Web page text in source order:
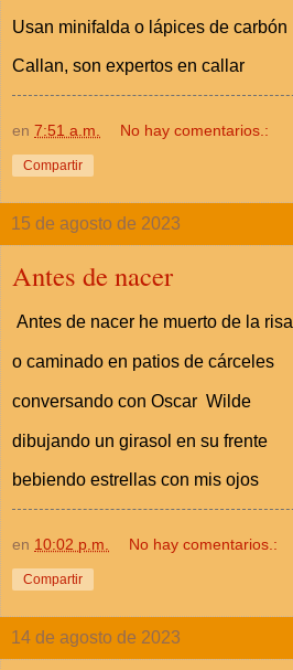
Usan minifalda o lápices de carbón
Callan, son expertos en callar
en 7:51 a.m. No hay comentarios.:
Compartir
15 de agosto de 2023
Antes de nacer
Antes de nacer he muerto de la risa
o caminado en patios de cárceles
conversando con Oscar Wilde
dibujando un girasol en su frente
bebiendo estrellas con mis ojos
en 10:02 p.m. No hay comentarios.:
Compartir
14 de agosto de 2023